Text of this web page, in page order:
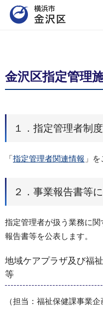
金沢区指定管理
１．指定管理者制
「 指定管理者関連情報 」
２．事業報告書等
指定管理者が扱う業務に
報告書等を公表します。
地域ケアプラザ及び福
等
（担当：福祉保健課事業